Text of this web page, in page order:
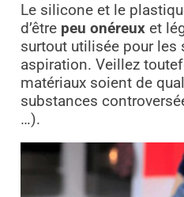
Le silicone et le
d’être peu onéreuxet
surtout utilisée pour les
aspiration. Veillez
matériaux soient de
substances
…).